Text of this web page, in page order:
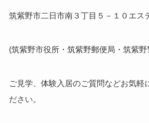
筑紫野市二日市南３丁目５－１０エ
(筑紫野市役所・筑紫野郵便局・筑紫
ご見学、体験入居のご質問などお気軽
ださい。